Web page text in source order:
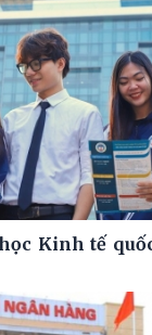
Kinh tế